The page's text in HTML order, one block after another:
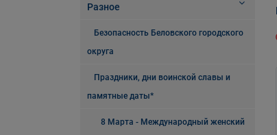
Разное
Безопасность Беловского городского
округа
Праздники, дни воинской славы и
памятные даты*
8 Марта - Международный женский